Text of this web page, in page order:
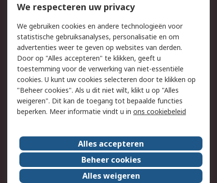
Bestellen
Inkoopoplossingen
Track & Trace
Wettelijk
Cookiebeleid
Email veiligheid
Privacybeleid
Websitevoorwaarden
Algemene
verkoopvoorwaarden
Over RS
RS Group
Over ons
RS wereldwijd
Werken bij RS
We respecteren uw privacy
We gebruiken cookies en andere technologieën voor
statistische gebruiksanalyses, personalisatie en om
advertenties weer te geven op websites van derden.
Door op "Alles accepteren" te klikken, geeft u
toestemming voor de verwerking van niet-essentiële
cookies. U kunt uw cookies selecteren door te klikken op
"Beheer cookies". Als u dit niet wilt, klikt u op "Alles
weigeren". Dit kan de toegang tot bepaalde functies
beperken. Meer informatie vindt u in ons cookiebeleid
Alles accepteren
Beheer cookies
Alles weigeren